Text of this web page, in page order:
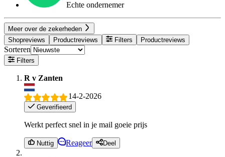
Echte ondernemer
Meer over de zekerheden
Shopreviews
Productreviews Filters Productreviews
Sorteren
Filters
R v Zanten
14-2-2026
Geverifieerd
Werkt perfect snel in je mail goeie prijs
Nuttig Reageer Deel